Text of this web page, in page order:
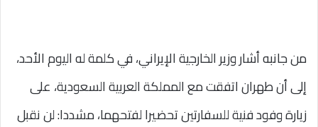
من جانبه أشار وزير الخارجية الإيراني، في كلمة له اليوم الأحد،
إلى أن طهران اتفقت مع المملكة العربية السعودية، على
زيارة وفود فنية للسفارتين تحضيرا لفتحهما، مشددا: لن نقبل